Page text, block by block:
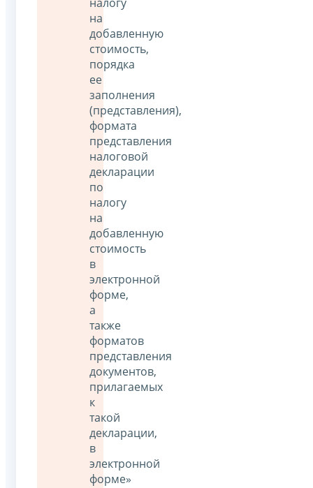
на
добавленную
стоимость,
порядка
ее
заполнения
(представления),
формата
представления
налоговой
декларации
по
налогу
на
добавленную
стоимость
в
электронной
форме,
а
также
форматов
представления
документов,
прилагаемых
к
такой
декларации,
в
электронной
форме»